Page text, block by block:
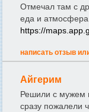
Отмечал там с
еда и атмосфера.
https://
написать отзыв
Айгерим
Решили с мужем
сразу пожалели